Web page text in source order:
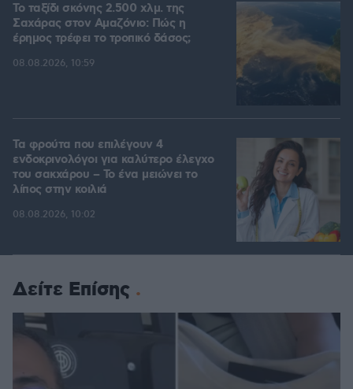
Το ταξίδι σκόνης 2.500 χλμ. της
Σαχάρας στον Αμαζόνιο: Πώς η
έρημος τρέφει το τροπικό δάσος;
08.08.2026, 10:59
Τα φρούτα που επιλέγουν 4
ενδοκρινολόγοι για καλύτερο έλεγχο
του σακχάρου – Το ένα μειώνει το
λίπος στην κοιλιά
08.08.2026, 10:02
Δείτε Επίσης